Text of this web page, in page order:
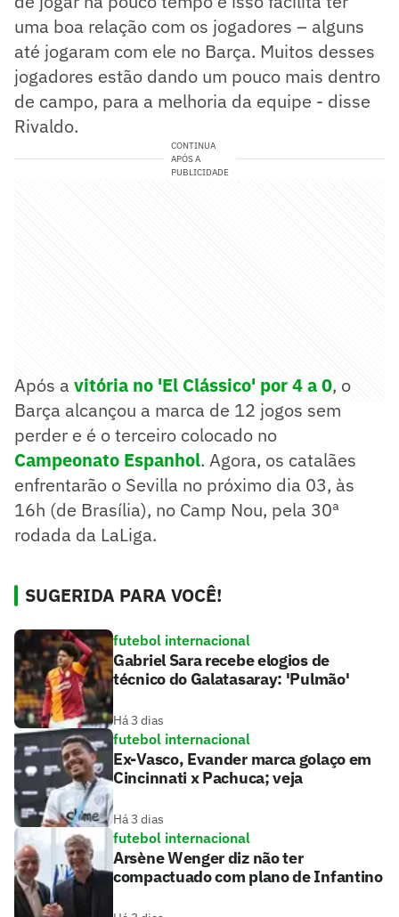
uma boa relação com os jogadores – alguns
até jogaram com ele no Barça. Muitos desses
jogadores estão dando um pouco mais dentro
de campo, para a melhoria da equipe - disse
Rivaldo.
CONTINUA
APÓS A
PUBLICIDADE
Após a vitória no 'El Clássico' por 4 a 0, o
Barça alcançou a marca de 12 jogos sem
perder e é o terceiro colocado no
Campeonato Espanhol. Agora, os catalães
enfrentarão o Sevilla no próximo dia 03, às
16h (de Brasília), no Camp Nou, pela 30ª
rodada da LaLiga.
SUGERIDA PARA VOCÊ!
futebol internacional
Gabriel Sara recebe elogios de
técnico do Galatasaray: 'Pulmão'
Há 3 dias
futebol internacional
Ex-Vasco, Evander marca golaço em
Cincinnati x Pachuca; veja
Há 3 dias
futebol internacional
Arsène Wenger diz não ter
compactuado com plano de Infantino